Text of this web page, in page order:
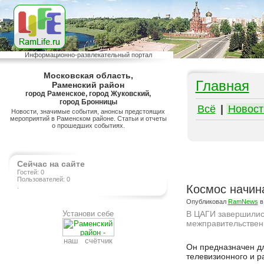
Информационно-развлекательный портал
Московская область,
Раменский район
город Раменское, город Жуковский,
город Бронницы
Новости, значимые события, анонсы предстоящих
мероприятий в Раменском районе. Статьи и отчеты
о прошедших событиях.
Сейчас на сайте
Гостей: 0
Пользователей: 0
Установи себе
наш счётчик
Главная
Всё
Космос
Опубликовал RamNews
В ЦАГИ
Он предназначен
телевизионного и